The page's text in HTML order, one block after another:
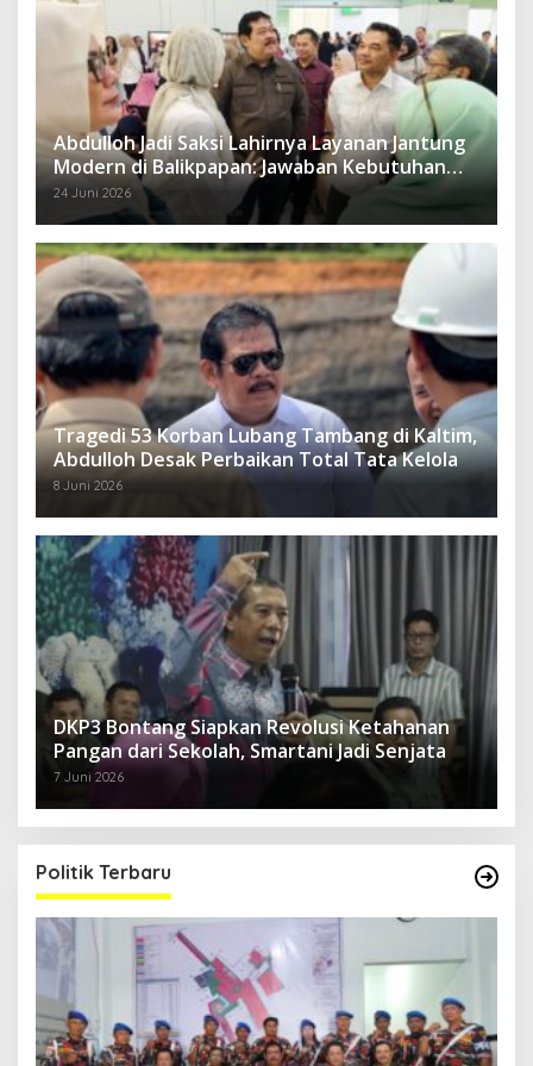
Abdulloh Jadi Saksi Lahirnya Layanan Jantung
Modern di Balikpapan: Jawaban Kebutuhan
Rakyat
24 Juni 2026
Tragedi 53 Korban Lubang Tambang di Kaltim,
Abdulloh Desak Perbaikan Total Tata Kelola
8 Juni 2026
DKP3 Bontang Siapkan Revolusi Ketahanan
Pangan dari Sekolah, Smartani Jadi Senjata
7 Juni 2026
Politik Terbaru